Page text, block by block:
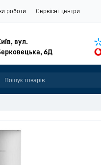
роботи Сервісні центри
вул.
6Д